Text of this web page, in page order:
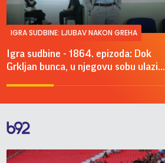
IGRA SUDBINE: LJUBAV NAKON GREHA
Igra sudbine - 1864. epizoda: Dok
Grkljan bunca, u njegovu sobu ulazi...